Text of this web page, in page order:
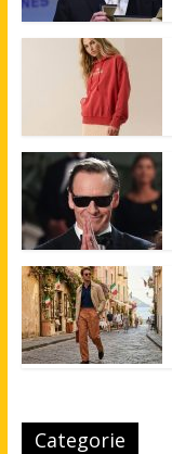
Categorie